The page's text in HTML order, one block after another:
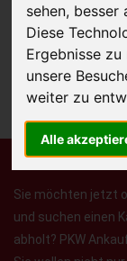
sehen, besser
Diese
Ergebnisse
unsere
weiter zu
Alle
Kostenloses
Abholung, auf
Sie möchten jetzt
und suchen einen
abholt? PKW